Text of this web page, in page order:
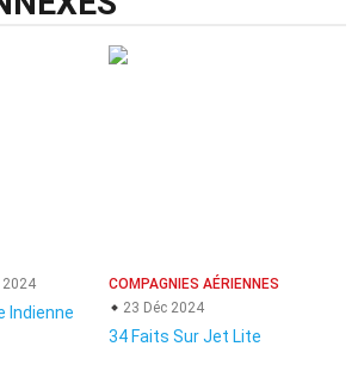
2024
Indienne
COMPAGNIES AÉRIENNES
23 Déc 2024
34 Faits Sur Jet Lite